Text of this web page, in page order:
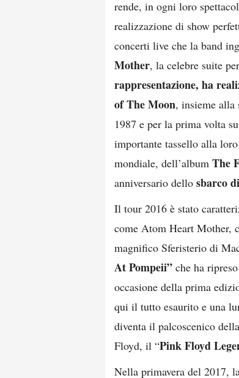
rende, in ogni loro
realizzazione di show
concerti live che la band
Mother, la celebre suite
rappresentazione, ha
of The Moon, insieme alla
1987 e per la prima volta
importante tassello alla
mondiale, dell’album The
anniversario dello sbarco
Il tour 2016 è stato
come Atom Heart Mother,
magnifico Sferisterio di
At Pompeii” che ha
occasione della prima
qui il tutto esaurito e una
diventa il palcoscenico
Floyd, il “Pink Floyd
Nella primavera del 2017,